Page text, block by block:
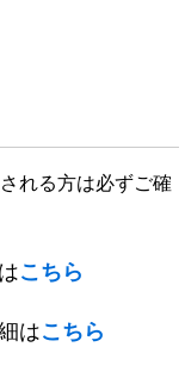
れる方は必ずご確
こちら
はこちら